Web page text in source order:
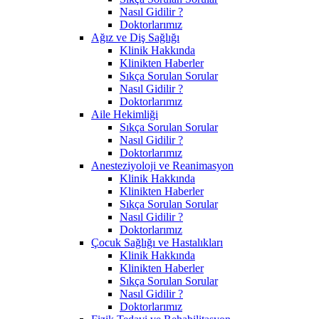
Nasıl Gidilir ?
Doktorlarımız
Ağız ve Diş Sağlığı
Klinik Hakkında
Klinikten Haberler
Sıkça Sorulan Sorular
Nasıl Gidilir ?
Doktorlarımız
Aile Hekimliği
Sıkça Sorulan Sorular
Nasıl Gidilir ?
Doktorlarımız
Anesteziyoloji ve Reanimasyon
Klinik Hakkında
Klinikten Haberler
Sıkça Sorulan Sorular
Nasıl Gidilir ?
Doktorlarımız
Çocuk Sağlığı ve Hastalıkları
Klinik Hakkında
Klinikten Haberler
Sıkça Sorulan Sorular
Nasıl Gidilir ?
Doktorlarımız